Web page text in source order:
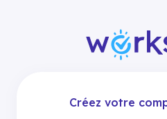
Créez votre